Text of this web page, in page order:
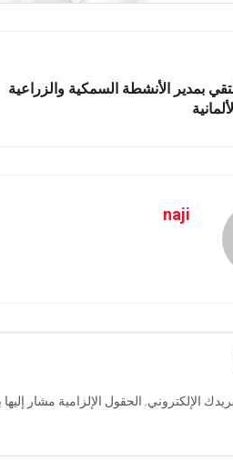
بمدير الأنشطة السمكية والزراعية
naji
الإلكتروني. الحقول الإلزامية مشار إليها